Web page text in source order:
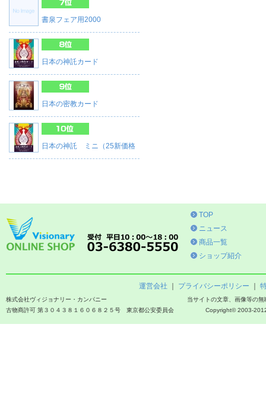
書泉フェア用2000
日本の神託カード
日本の密教カード
日本の神託 ミニ（25新価格
TOP
ニュース
商品一覧
ショップ紹介
運営会社 プライバシーポリシー
当サイトの文章、画像等の
Copyright© 2003-
株式会社ヴィジョナリー・カンパニー
古物商許可 第３０４３８１６０６８２５号 東京都公安委員会